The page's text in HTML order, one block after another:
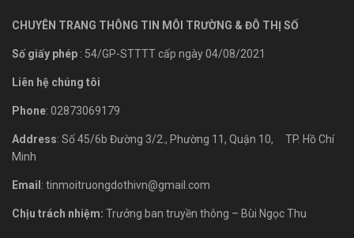
CHUYÊN TRANG THÔNG TIN MÔI TRƯỜNG & ĐÔ THỊ SỐ
Số giấy phép : 54/GP-STTTT cấp ngày 04/08/2021
Liên hệ chúng tôi
Phone: 02873069179
Address: Số 45/6b Đường 3/2., Phường 11, Quận 10, TP. Hồ Chí
Minh
Email : tinmoitruongdothivn@gmail.com
Chịu trách nhiệm: Trưởng ban truyền thông – Bùi Ngọc Thu